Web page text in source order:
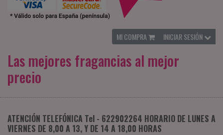
MI COMPRA INICIAR SESIÓN
Las mejores fragancias al mejor
precio
ATENCIÓN TELEFÓNICA Tel - 622902264 HORARIO DE LUNES A
VIERNES DE 8,00 A 13, Y DE 14 A 18,00 HORAS